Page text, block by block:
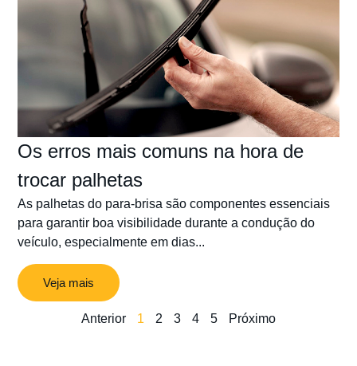
Os erros mais comuns na hora de
trocar palhetas
As palhetas do para-brisa são componentes essenciais
para garantir boa visibilidade durante a condução do
veículo, especialmente em dias...
Veja mais
Anterior 1 2 3 4 5 Próximo